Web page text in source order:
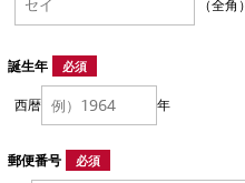
（全角）
誕生年 必須
西暦 年
郵便番号 必須